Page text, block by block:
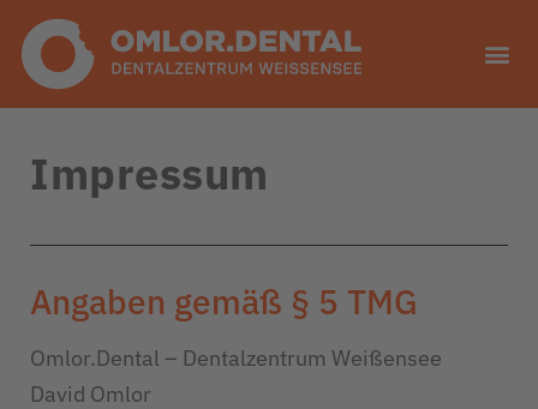
Impressum
Angaben gemäß § 5 TMG
Omlor.Dental – Dentalzentrum Weißensee
David Omlor